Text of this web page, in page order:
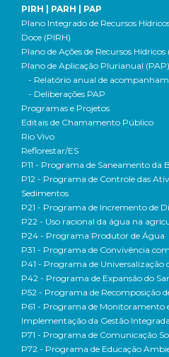
PIRH | PARH | PAP
Plano Integrado de Recursos
Doce (PIRH)
Plano de Ações de Recursos Hídricos
Plano de Aplicação Plurianual (PAP)
- Relatório anual de
- Deliberações PAP
Programas e Projetos
Editais de Chamamento Público
Rio Vivo
Reflorestar/ES
P11 - Programa de Saneamento da
P12 - Programa de Controle das
Sedimentos
P21 - Programa de Incremento de
P22 - Uso racional da água na
P24 - Programa Produtor de Água
P31 - Programa de Convivência
P41 - Programa de Universalização
P42 - Programa de Expansão do
P52 - Programa de Recomposição
P61 - Programa de Monitoramento
Implementação da Gestão
P71 - Programa de Comunicação
P72 - Programa de Educação